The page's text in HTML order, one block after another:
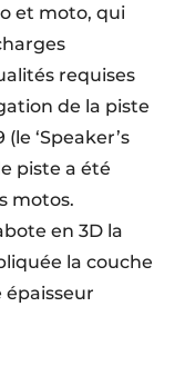
et moto, qui
requises
de la piste
‘Speaker’s
piste a été
motos.
en 3D la
la couche